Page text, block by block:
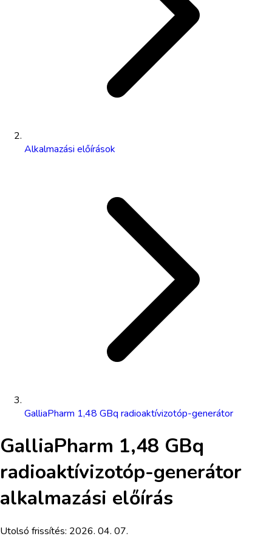
Alkalmazási előírások
GalliaPharm 1,48 GBq radioaktívizotóp-generátor
GalliaPharm 1,48 GBq
radioaktívizotóp-generátor
alkalmazási előírás
Utolsó frissítés: 2026. 04. 07.